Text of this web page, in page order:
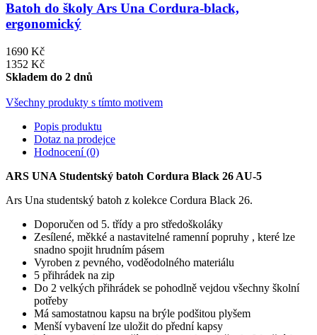
Batoh do školy Ars Una Cordura-black,
ergonomický
1690 Kč
1352 Kč
Skladem do 2 dnů
Všechny produkty s tímto motivem
Popis produktu
Dotaz na prodejce
Hodnocení (0)
ARS UNA Studentský batoh Cordura Black 26 AU-5
Ars Una studentský batoh z kolekce Cordura Black 26.
Doporučen od 5. třídy a pro středoškoláky
Zesílené, měkké a nastavitelné ramenní popruhy , které lze
snadno spojit hrudním pásem
Vyroben z pevného, voděodolného materiálu
5 přihrádek na zip
Do 2 velkých přihrádek se pohodlně vejdou všechny školní
potřeby
Má samostatnou kapsu na brýle podšitou plyšem
Menší vybavení lze uložit do přední kapsy